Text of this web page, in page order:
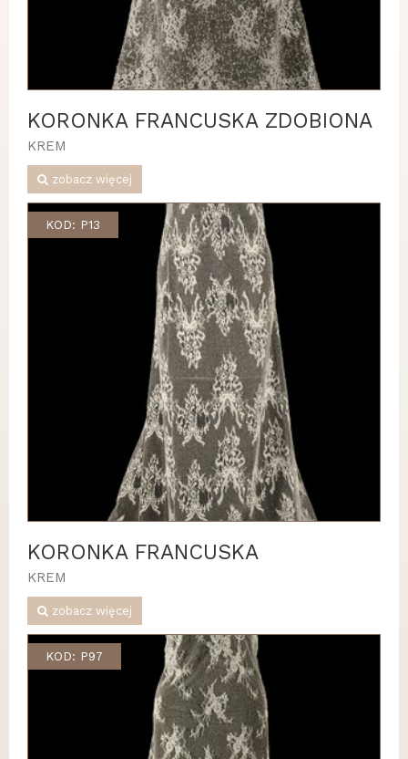
KORONKA FRANCUSKA ZDOBIONA
KREM
zobacz więcej
KOD: P13
KORONKA FRANCUSKA
KREM
zobacz więcej
KOD: P97